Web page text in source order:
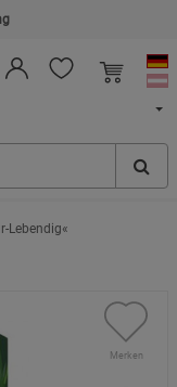
Lebendig«
Merken